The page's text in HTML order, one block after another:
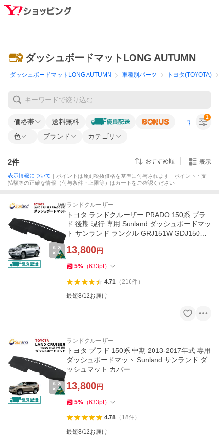
ダッシュボードマットLONG AUTUMN
ダッシュボードマットLONG AUTUMN 車種別パーツ トヨタ(TOYOTA)
価格帯 送料無料 すべての条
色 ブランド カテゴリ
1
2件 おすすめ順 表示
表示情報について ｜ポイントは原則税抜価格を基準に付与されます｜ポイント・支
払額等の正確な情報（付与条件・上限等）はカートをご確認ください
ランドクルーザー
トヨタ ランドクルーザー PRADO 150系 プラ
ド 後期 現行 専用 Sunland ダッシュボードマッ
ト サンランド ランクル GRJ151W GDJ150W
13,800円
5% （633pt）
4.71（216件）
最短8/12お届け
ランドクルーザー
トヨタ プラド 150系 中期 2013-2017年式 専用
ダッシュボードマット Sunland サンランド ダ
ッシュマット カバー
13,800円
5% （633pt）
4.78（ 18件）
最短8/12お届け